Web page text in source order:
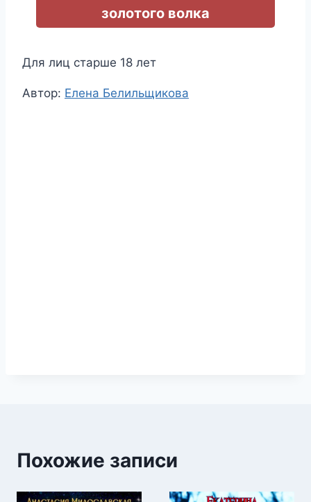
золотого волка
Для лиц старше 18 лет
Метки
Автор: Елена Белильщикова
Похожие записи